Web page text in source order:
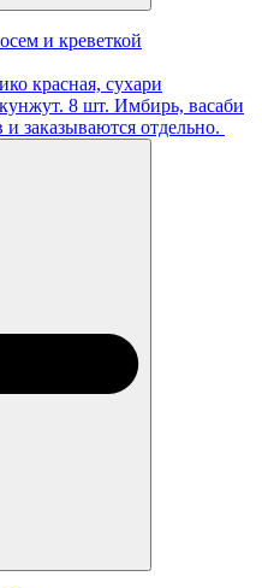
и креветкой
красная, сухари
8 шт. Имбирь, васаби
и заказываются отдельно.